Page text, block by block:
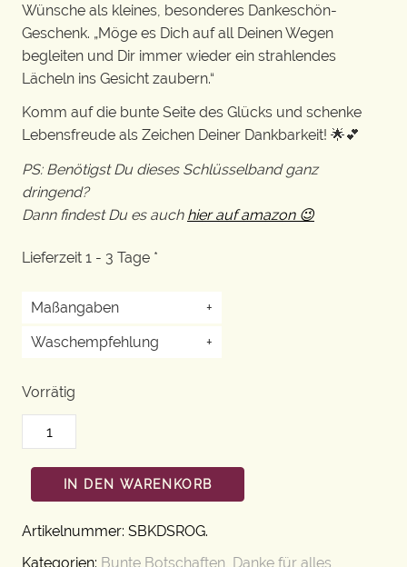
Wünsche als kleines, besonderes Dankeschön-
Geschenk. „Möge es Dich auf all Deinen Wegen
begleiten und Dir immer wieder ein strahlendes
Lächeln ins Gesicht zaubern.“
Komm auf die bunte Seite des Glücks und schenke
Lebensfreude als Zeichen Deiner Dankbarkeit! 🌟💕
PS: Benötigst Du dieses Schlüsselband ganz
dringend?
Dann findest Du es auch hier auf amazon 😉
Lieferzeit 1 - 3 Tage *
Maßangaben
+
Waschempfehlung
+
Vorrätig
IN DEN WARENKORB
Artikelnummer: SBKDSROG.
Kategorien: Bunte Botschaften, Danke für alles